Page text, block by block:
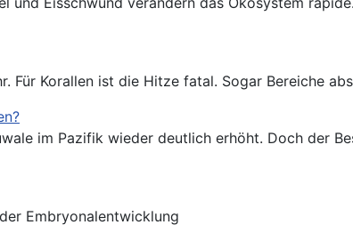
Für Korallen ist die Hitze fatal. Sogar Bereiche
im Pazifik wieder deutlich erhöht. Doch der
Embryonalentwicklung